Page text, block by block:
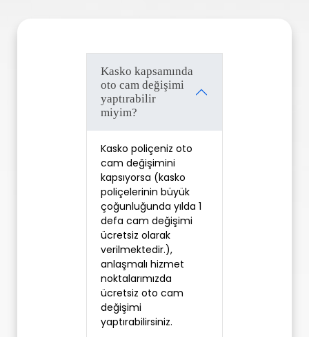
Kasko kapsamında
oto cam değişimi
yaptırabilir
miyim?
Kasko poliçeniz oto
cam değişimini
kapsıyorsa (kasko
poliçelerinin büyük
çoğunluğunda yılda 1
defa cam değişimi
ücretsiz olarak
verilmektedir.),
anlaşmalı hizmet
noktalarımızda
ücretsiz oto cam
değişimi
yaptırabilirsiniz.